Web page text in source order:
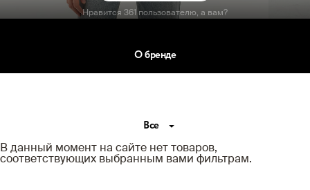
Нравится 361 пользователю, а вам?
О бренде
Все
В данный момент на сайте нет товаров,
соответствующих выбранным вами фильтрам.